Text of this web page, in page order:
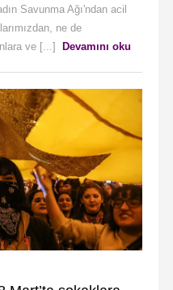
Savunma Ağı'ndan acil
ne de
ve [...]
Devamını oku